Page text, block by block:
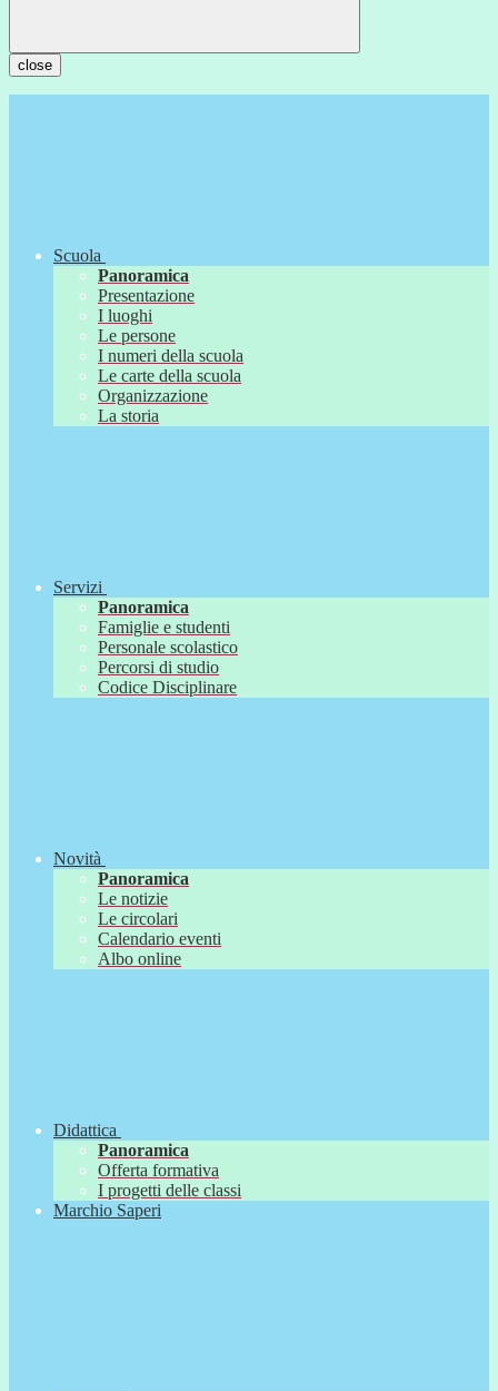
close
Scuola
Panoramica
Presentazione
I luoghi
Le persone
I numeri della scuola
Le carte della scuola
Organizzazione
La storia
Servizi
Panoramica
Famiglie e studenti
Personale scolastico
Percorsi di studio
Codice Disciplinare
Novità
Panoramica
Le notizie
Le circolari
Calendario eventi
Albo online
Didattica
Panoramica
Offerta formativa
I progetti delle classi
Marchio Saperi